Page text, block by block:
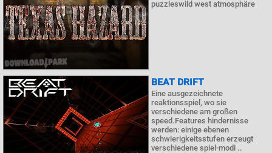
puzzleswild west atmosphäre
BEAT DRIFT
Eine ausgezeichnete
reaktionsspiel, wo sie
verschiedene am großen
speed.Features hindernisse
werden: einige ebenen
schwierigkeitsstufen erzeugt
verschiedene spiel-modi ..